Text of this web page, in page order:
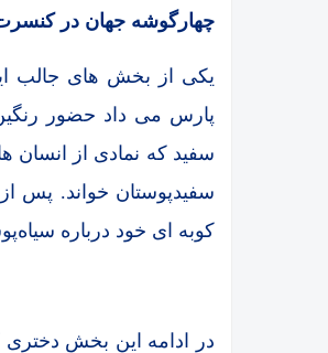
چهارگوشه جهان در
یکی از بخش های جالب
پارس می داد حضور
سفید که نمادی از انسان
سفیدپوستان خواند. پس
کوبه ای خود درباره
در ادامه این بخش دختری